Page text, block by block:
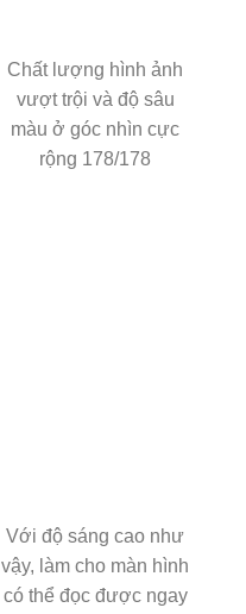
Chất lượng hình ảnh
vượt trội và độ sâu
màu ở góc nhìn cực
rộng 178/178
Với độ sáng cao như
vậy, làm cho màn hình
có thể đọc được ngay